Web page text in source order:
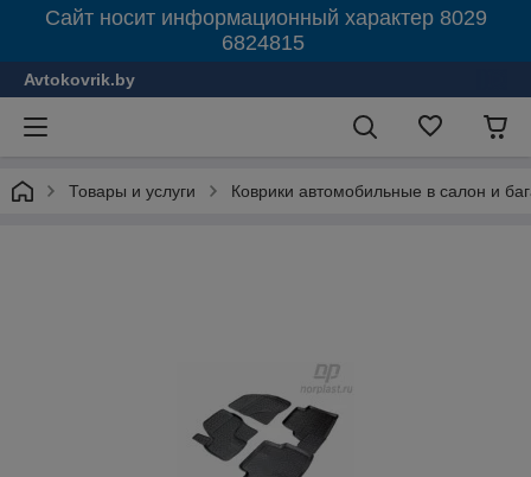
Сайт носит информационный характер 8029
6824815
Avtokovrik.by
Товары и услуги Коврики автомобильные в салон и